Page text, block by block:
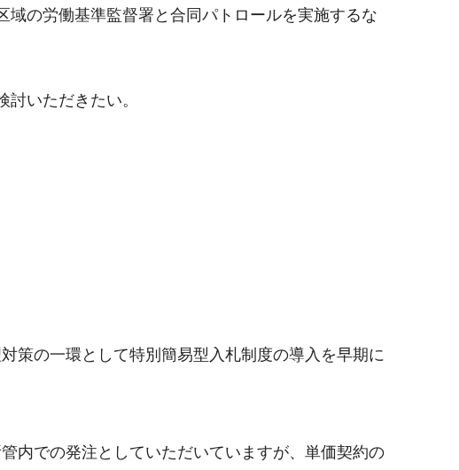
域の労働基準監督署と合同パトロールを実施するな
いただきたい。
策の一環として特別簡易型入札制度の導入を早期に
内での発注としていただいていますが、単価契約の